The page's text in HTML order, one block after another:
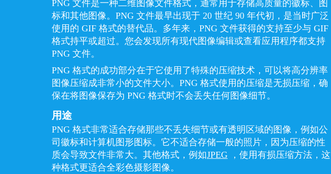
PNG 文件是一种二维图像文件格式，通常用于存储高质量的徽标、图
标和其他图像。PNG 文件最早出现于 20 世纪 90 年代初，是当时广泛
使用的 GIF 格式的替代品。多年来，PNG 文件获得的支持至少与 GIF
格式持平或超过。您会发现所有现代图像编辑或查看应用程序都支持
PNG 文件。
PNG 格式的成功部分在于它使用了特殊的压缩技术，可以将高分辨率
图像压缩成非常小的文件大小。PNG 格式使用的压缩是无损压缩，确
保在将图像保存为 PNG 格式时不会丢失任何图像细节。
用途
PNG 格式非常适合存储那些不丢失细节或有透明区域的图像，例如公
司徽标和计算机图形图标。它不适合存储一般的照片，因为压缩的性
质会导致文件非常大。其他格式，例如JPEG ，使用有损压缩方法，这
种格式更适合全彩色摄影图像。